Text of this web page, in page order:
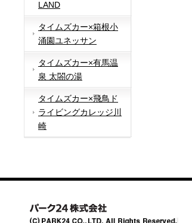
LAND
タイムズカー×箱根小
涌園ユネッサン
タイムズカー×有馬温
泉 太閤の湯
タイムズカー×飛鳥ド
ライビングカレッジ川
崎